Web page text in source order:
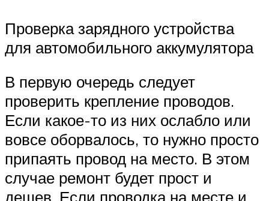
Проверка зарядного устройства
для автомобильного аккумулятора
В первую очередь следует
проверить крепление проводов.
Если какое-то из них ослабло или
вовсе оборвалось, то нужно просто
припаять провод на место. В этом
случае ремонт будет прост и
дешев. Если проводка на месте и